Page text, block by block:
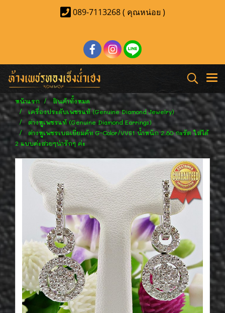
089-7113268 ( คุณหน่อย )
หน้าแรก
สินค้าทั้งหมด
เครื่องประดับเพชรแท้ (Genuine Diamond Jewelry)
ต่างหูเพชรแท้ (Genuine Diamond Earrings)
ต่างหูเพชรเบลเยี่ยมคัท G-Color/VVS1 น้ำหนัก 2.80 กะรัต ใส่ได้
2 แบบค่ะสวยๆน่ารักๆ ค่ะ